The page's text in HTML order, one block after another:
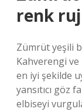
renk
Zümrüt yeşili
Kahverengi
en iyi şekilde
yansıtıcı göz
elbiseyi